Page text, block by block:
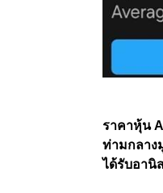
ราคาหุ้น
ท่ามกลาง
ได้รับอานิ